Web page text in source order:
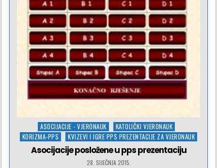
Posted
in
ASOCIJACIJE - VJERONAUK
KATOLIČKI VJERONAUK
KORIZMA-PPS
KVIZEVI I IGRE PPS PREZENTACIJE ZA VJERONAUK
Asocijacije posložene u pps prezentaciju
28. SIJEČNJA 2015.